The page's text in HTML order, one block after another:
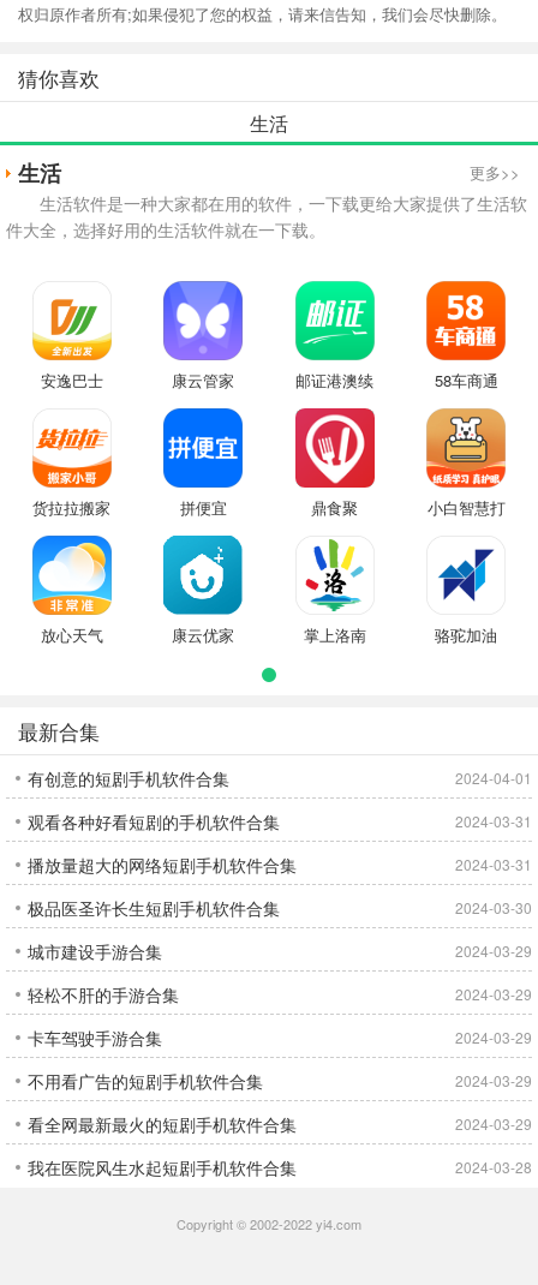
权归原作者所有;如果侵犯了您的权益，请来信告知，我们会尽快删除。
猜你喜欢
生活
生活 更多>>
生活软件是一种大家都在用的软件，一下载更给大家提供了生活软
件大全，选择好用的生活软件就在一下载。
安逸巴士 康云管家
邮证港澳续
签
58车商通
货拉拉搬家
小哥
拼便宜 鼎食聚
小白智慧打
放心天气 康云优家 掌上洛南 骆驼加油
最新合集
有创意的短剧手机软件合集 2024-04-01
观看各种好看短剧的手机软件合集 2024-03-31
播放量超大的网络短剧手机软件合集 2024-03-31
极品医圣许长生短剧手机软件合集 2024-03-30
城市建设手游合集 2024-03-29
轻松不肝的手游合集 2024-03-29
卡车驾驶手游合集 2024-03-29
不用看广告的短剧手机软件合集 2024-03-29
看全网最新最火的短剧手机软件合集 2024-03-29
我在医院风生水起短剧手机软件合集 2024-03-28
Copyright © 2002-2022 yi4.com